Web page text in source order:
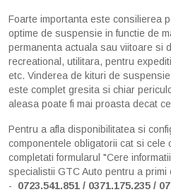
Foarte importanta este consilierea
optime de suspensie in functie de
permanenta actuala sau viitoare si
recreational, utilitara, pentru
etc. Vinderea de kituri de
este complet gresita si chiar
aleasa poate fi mai proasta decat
Pentru a afla disponibilitatea si
componentele obligatorii cat si cele
completati formularul "Cere
specialistii GTC Auto pentru a
-
0723.541.851 / 0371.175.235 /